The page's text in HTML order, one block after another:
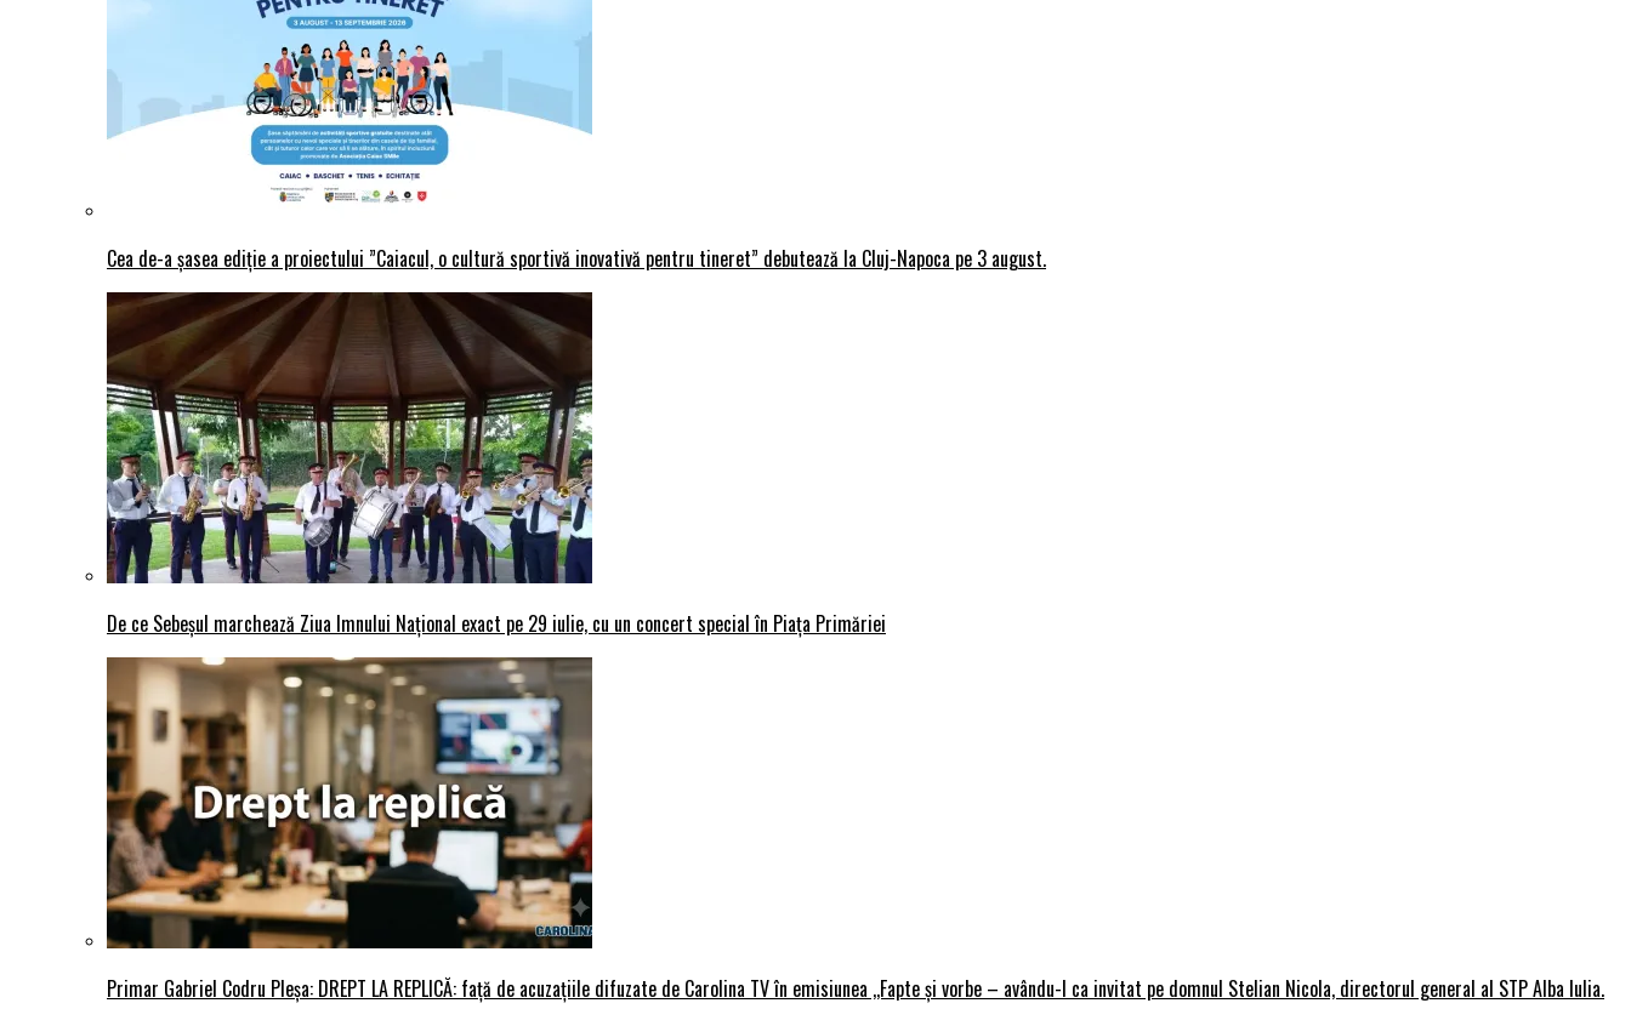
Cea de-a șasea ediție a proiectului ”Caiacul, o cultură sportivă inovativă pentru tineret” debutează la Cluj-Napoca pe 3 august.
De ce Sebeșul marchează Ziua Imnului Național exact pe 29 iulie, cu un concert special în Piața Primăriei
Primar Gabriel Codru Pleșa: DREPT LA REPLICĂ: față de acuzațiile difuzate de Carolina TV în emisiunea ,,Fapte și vorbe – avându-l ca invitat pe domnul Stelian Nicola, directorul general al STP Alba Iulia.